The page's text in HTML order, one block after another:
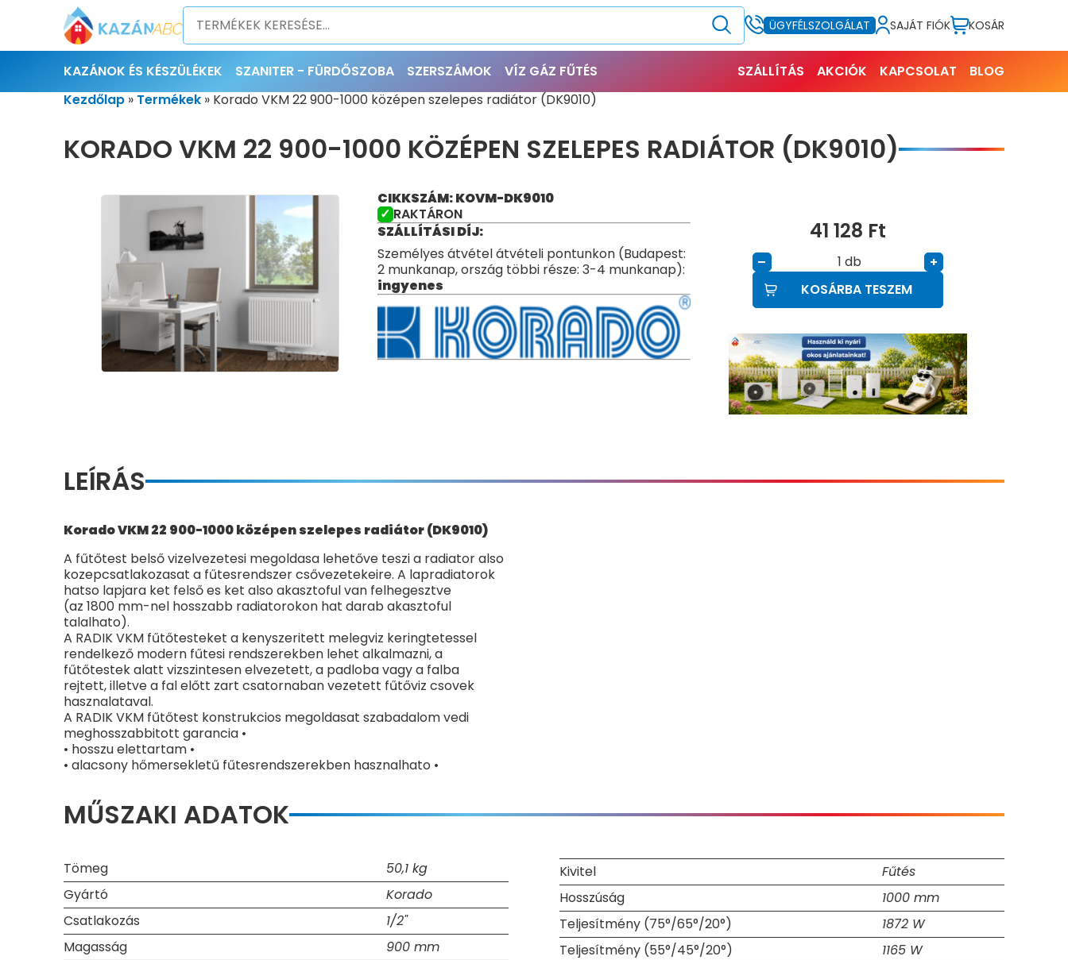
ÜGYFÉLSZOLGÁLAT SAJÁT FIÓK KOSÁR
KAZÁNOK ÉS KÉSZÜLÉKEK SZANITER - FÜRDŐSZOBA SZERSZÁMOK VÍZ GÁZ FŰTÉS SZÁLLÍTÁS AKCIÓK KAPCSOLAT
BLOG
Kezdőlap » Termékek » Korado VKM 22 900-1000 középen szelepes radiátor (DK9010)
KORADO VKM 22 900-1000 KÖZÉPEN SZELEPES RADIÁTOR (DK9010)
CIKKSZÁM: KOVM-DK9010
RAKTÁRON
SZÁLLÍTÁSI DÍJ:
Személyes átvétel átvételi pontunkon (Budapest:
2 munkanap, ország többi része: 3-4 munkanap):
ingyenes
41 128 Ft
– db
+
KOSÁRBA TESZEM
LEÍRÁS
Korado VKM 22 900-1000 középen szelepes radiátor (DK9010)
A fűtőtest belső vizelvezetesi megoldasa lehetőve teszi a radiator also
kozepcsatlakozasat a fűtesrendszer csővezetekeire. A lapradiatorok
hatso lapjara ket felső es ket also akasztoful van felhegesztve
(az 1800 mm-nel hosszabb radiatorokon hat darab akasztoful
talalhato).
A RADIK VKM fűtőtesteket a kenyszeritett melegviz keringtetessel
rendelkező modern fűtesi rendszerekben lehet alkalmazni, a
fűtőtestek alatt vizszintesen elvezetett, a padloba vagy a falba
rejtett, illetve a fal előtt zart csatornaban vezetett fűtőviz csovek
hasznalataval.
A RADIK VKM fűtőtest konstrukcios megoldasat szabadalom vedi
meghosszabbitott garancia •
• hosszu elettartam •
• alacsony hőmersekletű fűtesrendszerekben hasznalhato •
MŰSZAKI ADATOK
Tömeg
50,1 kg
Gyártó
Korado
Csatlakozás
1/2"
Magasság
900 mm
Kivitel
Fűtés
Hosszúság
1000 mm
Teljesítmény (75°/65°/20°)
1872 W
Teljesítmény (55°/45°/20°)
1165 W